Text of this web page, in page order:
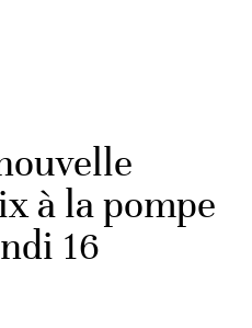
à la pompe
16